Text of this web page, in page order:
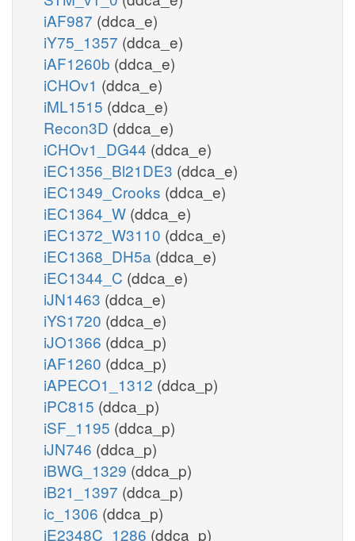
iAF987 (ddca_e)
iY75_1357 (ddca_e)
iAF1260b (ddca_e)
iCHOv1 (ddca_e)
iML1515 (ddca_e)
Recon3D (ddca_e)
iCHOv1_DG44 (ddca_e)
iEC1356_Bl21DE3 (ddca_e)
iEC1349_Crooks (ddca_e)
iEC1364_W (ddca_e)
iEC1372_W3110 (ddca_e)
iEC1368_DH5a (ddca_e)
iEC1344_C (ddca_e)
iJN1463 (ddca_e)
iYS1720 (ddca_e)
iJO1366 (ddca_p)
iAF1260 (ddca_p)
iAPECO1_1312 (ddca_p)
iPC815 (ddca_p)
iSF_1195 (ddca_p)
iJN746 (ddca_p)
iBWG_1329 (ddca_p)
iB21_1397 (ddca_p)
ic_1306 (ddca_p)
iE2348C_1286 (ddca_p)